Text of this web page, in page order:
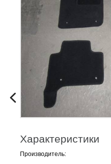
Характеристики
Производитель: